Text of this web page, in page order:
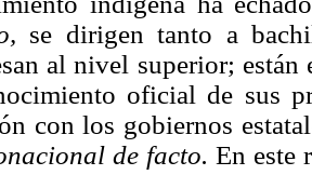
se dirigen tanto a
al nivel superior;
oficial de sus
con los gobiernos
de facto. En este